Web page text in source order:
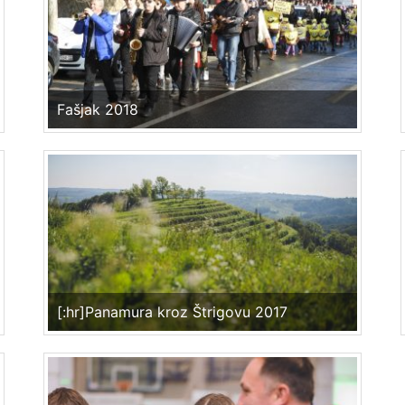
Fašjak 2018
[:hr]Panamura kroz Štrigovu 2017